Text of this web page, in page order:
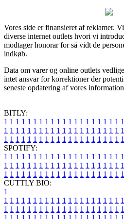
Vores side er finansieret af reklamer.
diverse internet outlets hvori vi
modtager honorar for så vidt de
indkøb.
Data om varer og online outlets
intet ansvar for korrektioner der
seneste opdatering af vores
BITLY:
1 1 1 1 1 1 1 1 1 1 1 1 1 1 1 1 1 1 1 1 1
1 1 1 1 1 1 1 1 1 1 1 1 1 1 1 1 1 1 1 1 1
1 1 1 1 1 1 1 1 1 1 1 1 1 1 1 1 1 1 1 1 1
SPOTIFY:
1 1 1 1 1 1 1 1 1 1 1 1 1 1 1 1 1 1 1 1 1
1 1 1 1 1 1 1 1 1 1 1 1 1 1 1 1 1 1 1 1 1
1 1 1 1 1 1 1 1 1 1 1 1 1 1 1 1 1 1 1 1 1
CUTTLY BIO:
1
1 1 1 1 1 1 1 1 1 1 1 1 1 1 1 1 1 1 1 1 1
1 1 1 1 1 1 1 1 1 1 1 1 1 1 1 1 1 1 1 1 1